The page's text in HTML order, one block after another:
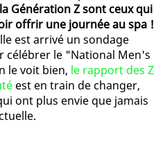
Génération Z sont ceux qui
offrir une journée au spa !
est arrivé un sondage
célébrer le "National Men's
le voit bien, le rapport des Z
est en train de changer,
ont plus envie que jamais